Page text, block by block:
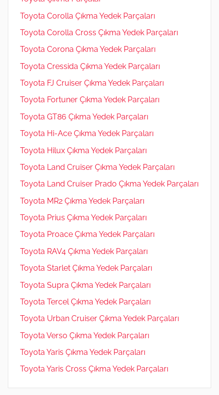
Toyota Corolla Çıkma Yedek Parçaları
Toyota Corolla Cross Çıkma Yedek Parçaları
Toyota Corona Çıkma Yedek Parçaları
Toyota Cressida Çıkma Yedek Parçaları
Toyota FJ Cruiser Çıkma Yedek Parçaları
Toyota Fortuner Çıkma Yedek Parçaları
Toyota GT86 Çıkma Yedek Parçaları
Toyota Hi-Ace Çıkma Yedek Parçaları
Toyota Hilux Çıkma Yedek Parçaları
Toyota Land Cruiser Çıkma Yedek Parçaları
Toyota Land Cruiser Prado Çıkma Yedek Parçaları
Toyota MR2 Çıkma Yedek Parçaları
Toyota Prius Çıkma Yedek Parçaları
Toyota Proace Çıkma Yedek Parçaları
Toyota RAV4 Çıkma Yedek Parçaları
Toyota Starlet Çıkma Yedek Parçaları
Toyota Supra Çıkma Yedek Parçaları
Toyota Tercel Çıkma Yedek Parçaları
Toyota Urban Cruiser Çıkma Yedek Parçaları
Toyota Verso Çıkma Yedek Parçaları
Toyota Yaris Çıkma Yedek Parçaları
Toyota Yaris Cross Çıkma Yedek Parçaları